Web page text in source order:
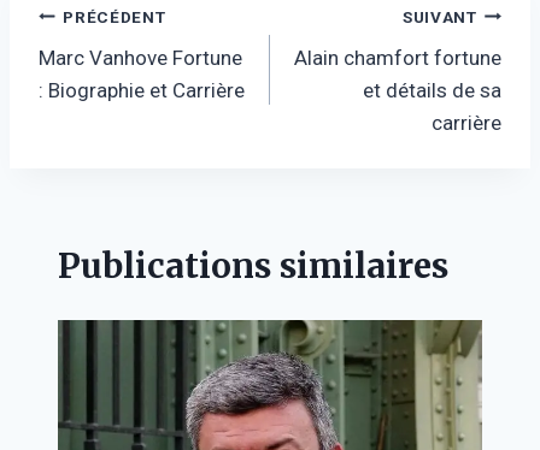
Navigation
de
PRÉCÉDENT
Marc Vanhove Fortune
: Biographie et Carrière
SUIVANT
Alain chamfort fortune
et détails de sa
carrière
Publications similaires